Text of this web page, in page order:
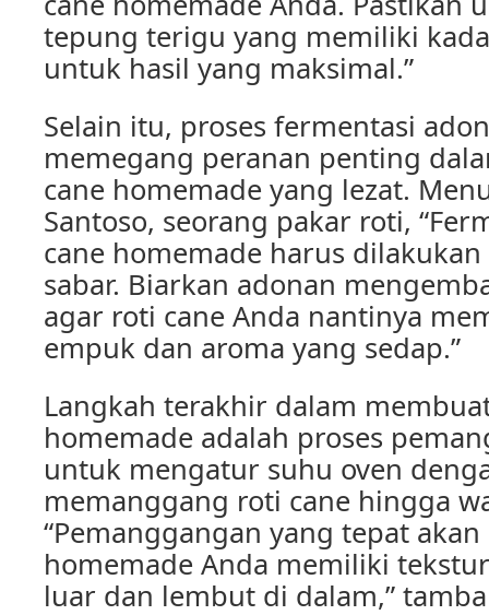
tepung terigu yang memiliki
untuk hasil yang maksimal.”
Selain itu, proses fermentasi
memegang peranan penting
cane homemade yang lezat.
Santoso, seorang pakar roti,
cane homemade harus
sabar. Biarkan adonan
agar roti cane Anda nantinya
empuk dan aroma yang sedap.”
Langkah terakhir dalam
homemade adalah proses
untuk mengatur suhu oven
memanggang roti cane hingga
“Pemanggangan yang tepat
homemade Anda memiliki
luar dan lembut di dalam,”